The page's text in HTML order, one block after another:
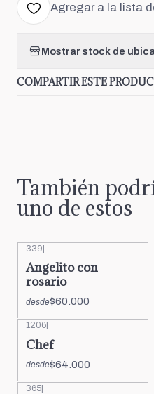
Agregar a la lista
Mostrar stock de
COMPARTIR ESTE
También
uno de estos
339
Angelito con
rosario
desde$60.000
1206
Chef
desde$64.000
365|